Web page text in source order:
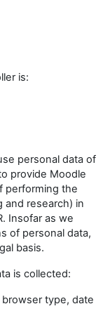
is:
personal data of
provide Moodle
performing the
and research) in
Insofar as we
of personal data,
basis.
is collected:
browser type, date